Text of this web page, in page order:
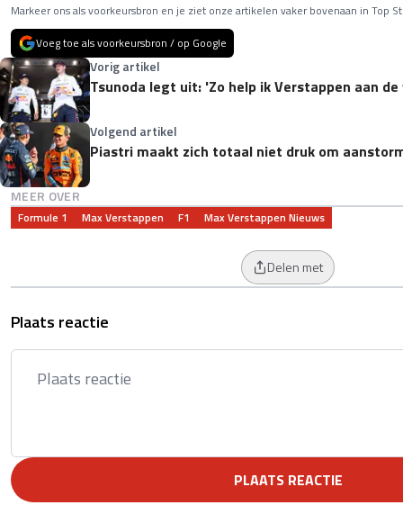
Markeer ons als voorkeursbron en je ziet onze artikelen vaker bovenaan in Top
Voeg toe als voorkeursbron / op Google
Vorig artikel
Tsunoda legt uit: 'Zo help ik Verstappen aan
Volgend artikel
Piastri maakt zich totaal niet druk om
MEER OVER
Formule 1 Max Verstappen F1 Max Verstappen Nieuws
Delen met
Plaats reactie
PLAATS REACTIE